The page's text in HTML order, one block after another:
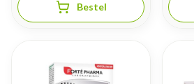
Bestel